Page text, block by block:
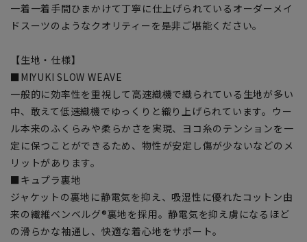
一着一着手間ひまかけて丁寧に仕上げられているオーダーメイ
ドスーツのようなクオリティーを是非ご堪能ください。
【生地・仕様】
■MIYUKI SLOW WEAVE
一般的に効率性を重視して高速織機で織られている生地が多い
中、敢えて低速織機でゆっくりと織り上げられています。ウー
ル本来のふくらみや柔らかさを実現、ヨコ糸のテンションを一
定に保つことができるため、物性が安定し傷が少ないなどのメ
リットがあります。
■キュプラ裏地
ジャケットの裏地に静電気を抑え、吸湿性に優れたコットン由
来の繊維ベンベルグ®裏地を採用。静電気を抑え虜になるほど
の滑らかな袖通し、快適な着心地をサポート。